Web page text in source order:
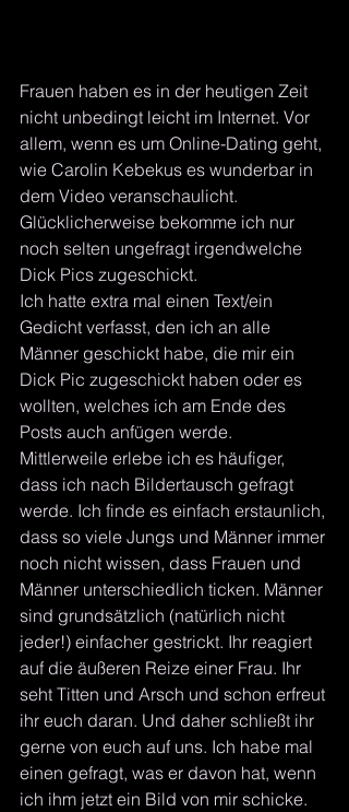
Frauen haben es in der heutigen Zeit
nicht unbedingt leicht im Internet. Vor
allem, wenn es um Online-Dating geht,
wie Carolin Kebekus es wunderbar in
dem Video veranschaulicht.
Glücklicherweise bekomme ich nur
noch selten ungefragt irgendwelche
Dick Pics zugeschickt.
Ich hatte extra mal einen Text/ein
Gedicht verfasst, den ich an alle
Männer geschickt habe, die mir ein
Dick Pic zugeschickt haben oder es
wollten, welches ich am Ende des
Posts auch anfügen werde.
Mittlerweile erlebe ich es häufiger,
dass ich nach Bildertausch gefragt
werde. Ich finde es einfach erstaunlich,
dass so viele Jungs und Männer immer
noch nicht wissen, dass Frauen und
Männer unterschiedlich ticken. Männer
sind grundsätzlich (natürlich nicht
jeder!) einfacher gestrickt. Ihr reagiert
auf die äußeren Reize einer Frau. Ihr
seht Titten und Arsch und schon erfreut
ihr euch daran. Und daher schließt ihr
gerne von euch auf uns. Ich habe mal
einen gefragt, was er davon hat, wenn
ich ihm jetzt ein Bild von mir schicke.